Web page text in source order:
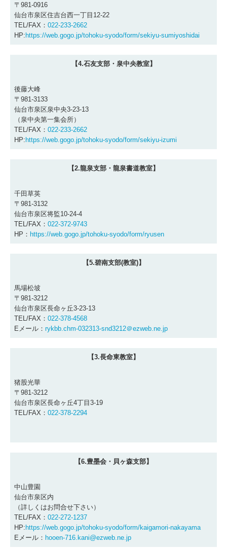
〒981-0916
仙台市泉区住吉台西一丁目12-22
TEL/FAX： 022-233-2662
HP:https://web.gogo.jp/tohoku-syodo/form/sekiyu-sumiyoshidai
【4.石友支部・泉中央教室】
後藤大峰
〒981-3133
仙台市泉区泉中央3-23-13
（泉中央第一集会所）
TEL/FAX： 022-233-2662
HP:https://web.gogo.jp/tohoku-syodo/form/sekiyu-izumi
【2.龍泉支部・龍泉書道教室】
千田草英
〒981-3132
仙台市泉区将監10-24-4
TEL/FAX： 022-372-9743
HP： https://web.gogo.jp/tohoku-syodo/form/ryusen
【5.碧南支部(教室)】
馬場松坡
〒981-3212
仙台市泉区長命ヶ丘3-23-13
TEL/FAX： 022-378-4568
Eメール： rykbb.chm-032313-snd3212＠ezweb.ne.jp
【3.長命東教室】
猪股光華
〒981-3212
仙台市泉区長命ヶ丘4丁目3-19
TEL/FAX： 022-378-2294
【6.豊墨会・貝ヶ森支部】
中山豊園
仙台市泉区内
（詳しくはお問合せ下さい）
TEL/FAX： 022-272-1237
HP:https://web.gogo.jp/tohoku-syodo/form/kaigamori-nakayama
Eメール： hooen-716.kani@ezweb.ne.jp